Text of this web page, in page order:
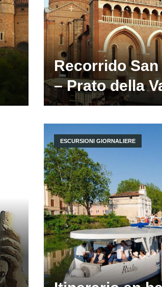
Recorrido
– Prato della
ESCURSIONI GIORNALIERE